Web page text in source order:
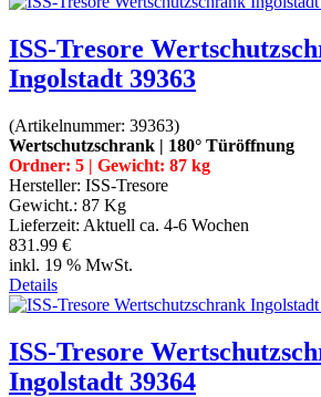
ISS-Tresore
Ingolstadt 39363
(Artikelnummer: 39363)
Wertschutzschrank | 180° Türöffnung
Ordner: 5 | Gewicht: 87 kg
Hersteller: ISS-Tresore
Gewicht.: 87 Kg
Lieferzeit: Aktuell ca. 4-6 Wochen
831.99 €
inkl. 19 % MwSt.
Details
ISS-Tresore
Ingolstadt 39364